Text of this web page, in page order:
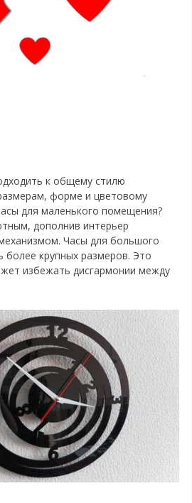
к общему стилю
форме и цветовому
для маленького помещения?
дополнив интерьер
Часы для большого
крупных размеров. Это
избежать дисгармонии между